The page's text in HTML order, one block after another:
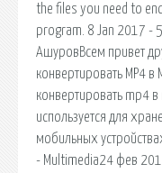
the files you need to
program. 8 Jan 2017 -
АшуровВсем привет
конвертировать MP4
конвертировать mp4
используется для
мобильных
- Multimedia24 фев